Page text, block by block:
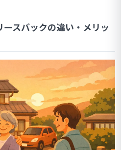
スバックの違い・メリッ